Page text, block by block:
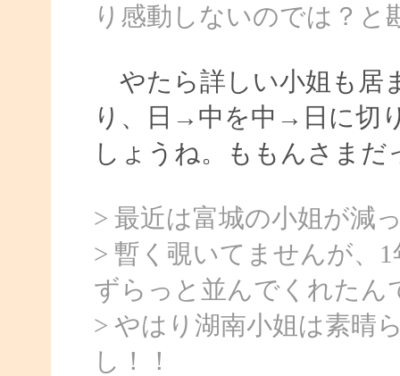
り感動しないのでは？と
やたら詳しい小姐も居
り、日→中を中→日に切
しょうね。ももんさまだ
> 最近は富城の小姐が減
> 暫く覗いてませんが、
ずらっと並んでくれた
> やはり湖南小姐は素晴
し！！